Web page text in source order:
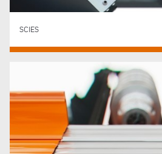
SCIES